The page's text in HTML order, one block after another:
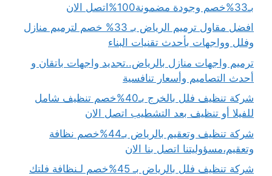
بـ33%خصم وجودة مضمونة100%اتصل الان
افضل مقاول ترميم الرياض بـ 33% خصم لترميم منازل
وفلل وواجهات بأحدث تقنيات البناء
ترميم واجهات منازل بالرياض..تجديد واجهات باتقان و
أحدث التصاميم وأسعار تنافسية
شركة تنظيف فلل بالخرج بـ40%خصم تنظيف شامل
للفيلا أو تنظيف بعد التشطيب اتصل الان
شركة تنظيف وتعقيم بالرياض بـ44%خصم نظافة
وتعقيم،مسؤوليتنا اتصل بنا الان
شركة تنظيف فلل بالرياض بـ 45%خصم لـنظافة فلتك